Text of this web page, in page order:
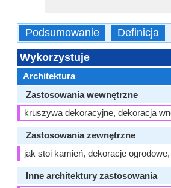
Podsumowanie Definicja
Wykorzystuje
Architektura
Zastosowania wewnętrzne
kruszywa dekoracyjne, dekoracja
Zastosowania zewnętrzne
jak stoi kamień, dekoracje
Inne architektury zastosowania